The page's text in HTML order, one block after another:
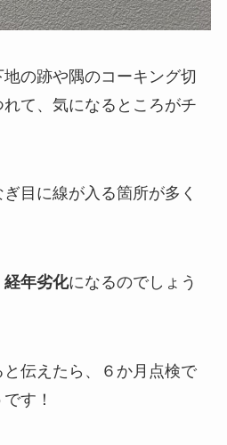
の跡や隅のコーキング切
て、気になるところがチ
目に線が入る箇所が多く
経年劣化になるのでしょう
伝えたら、６か月点検で
す！